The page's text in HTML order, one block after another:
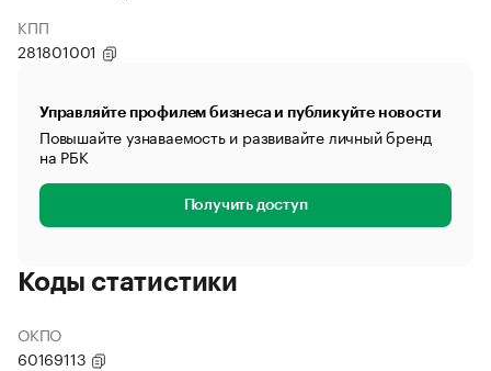
КПП
281801001
Управляйте профилем бизнеса и публикуйте новости
Повышайте узнаваемость и развивайте личный бренд
на РБК
Получить доступ
Коды статистики
ОКПО
60169113